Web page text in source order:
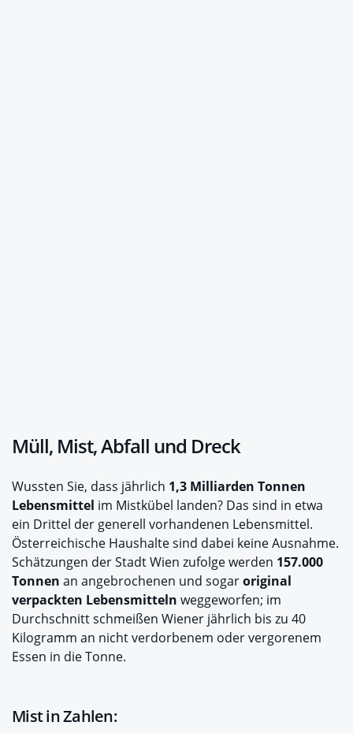
Müll, Mist, Abfall und Dreck
Wussten Sie, dass jährlich 1,3 Milliarden Tonnen
Lebensmittel im Mistkübel landen? Das sind in etwa
ein Drittel der generell vorhandenen Lebensmittel.
Österreichische Haushalte sind dabei keine Ausnahme.
Schätzungen der Stadt Wien zufolge werden 157.000
Tonnen an angebrochenen und sogaroriginal
verpackten Lebensmitteln weggeworfen; im
Durchschnitt schmeißen Wiener jährlich bis zu 40
Kilogramm an nicht verdorbenem oder vergorenem
Essen in die Tonne.
Mist in Zahlen: